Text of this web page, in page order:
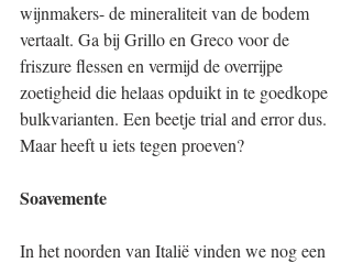
wijnmakers- de mineraliteit van de bodem
vertaalt. Ga bij Grillo en Greco voor de
friszure flessen en vermijd de overrijpe
zoetigheid die helaas opduikt in te goedkope
bulkvarianten. Een beetje trial and error dus.
Maar heeft u iets tegen proeven?
Soavemente
In het noorden van Italië vinden we nog een